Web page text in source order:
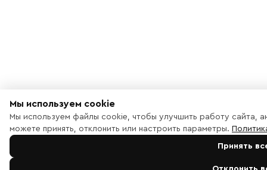
Мы используем cookie
Мы используем файлы cookie, чтобы улучшить работу сайта,
можете принять, отклонить или настроить параметры.
Принять